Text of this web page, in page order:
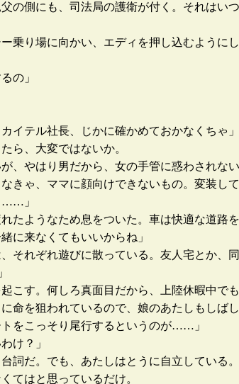
の側にも、司法局の護衛が付く。それはい
乗り場に向かい、エディを押し込むように
の」
イテル社長、じかに確かめておかなくちゃ」
ら、大変ではないか。
、やはり男だから、女の手管に惑わされない
きゃ、ママに顔向けできないもの。変装し
……」
たようなため息をついた。車は快適な道路
に来なくてもいいからね」
それぞれ遊びに散っている。友人宅とか、
こす。何しろ真面目だから、上陸休暇中で
命を狙われているので、娘のあたしもしば
トをこっそり尾行するというのが……」
け？」
詞だ。でも、あたしはとうに自立している
てはと思っているだけ。